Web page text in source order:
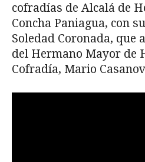
cofradías de Alcalá de
Concha Paniagua, con
Soledad Coronada, que
del Hermano Mayor de
Cofradía, Mario